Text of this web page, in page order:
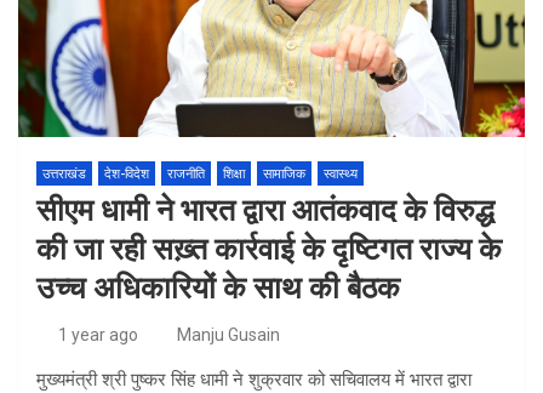
उत्तराखंड देश-विदेश राजनीति शिक्षा सामाजिक स्वास्थ्य
सीएम धामी ने भारत द्वारा आतंकवाद के विरुद्ध
की जा रही सख़्त कार्रवाई के दृष्टिगत राज्य के
उच्च अधिकारियों के साथ की बैठक
1 year ago Manju Gusain
मुख्यमंत्री श्री पुष्कर सिंह धामी ने शुक्रवार को सचिवालय में भारत द्वारा